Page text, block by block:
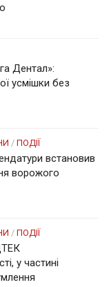
Дентал»:
усмішки без
/ ПОДІЇ
встановив
ворожого
/ ПОДІЇ
у частині